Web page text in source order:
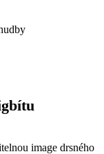
image drsného